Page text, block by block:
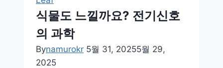
식물도 느낄까요? 전기신호
의 과학
Bynamurokr 5월 31, 20255월 29,
2025